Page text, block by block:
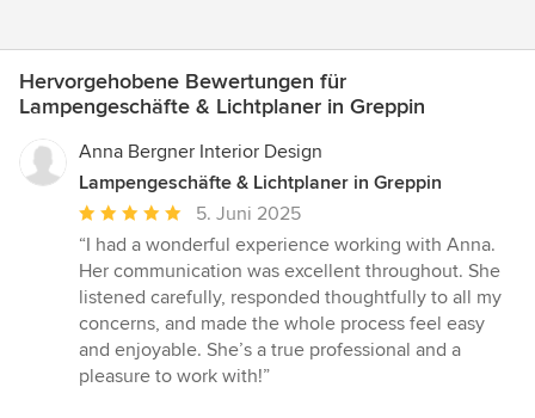
Hervorgehobene Bewertungen für
Lampengeschäfte & Lichtplaner in Greppin
Anna Bergner Interior Design
Lampengeschäfte & Lichtplaner in Greppin
Durchschnittliche
Bewertung:
5
von
5
Sternen
5. Juni 2025
“I had a wonderful experience working with Anna.
Her communication was excellent throughout. She
listened carefully, responded thoughtfully to all my
concerns, and made the whole process feel easy
and enjoyable. She’s a true professional and a
pleasure to work with!”